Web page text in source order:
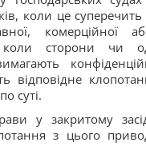
коли це
комерційної
коли сторони чи
відповідне
суті.
у закритому
з цього